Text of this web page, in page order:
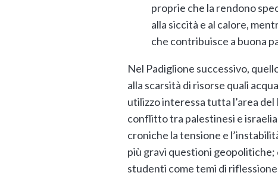
proprie che la rendono
alla siccità e al calore,
che contribuisce a buona
Nel Padiglione successivo,
alla scarsità di risorse quali
utilizzo interessa tutta l’area
conflitto tra palestinesi e
croniche la tensione e
più gravi questioni
studenti come temi di